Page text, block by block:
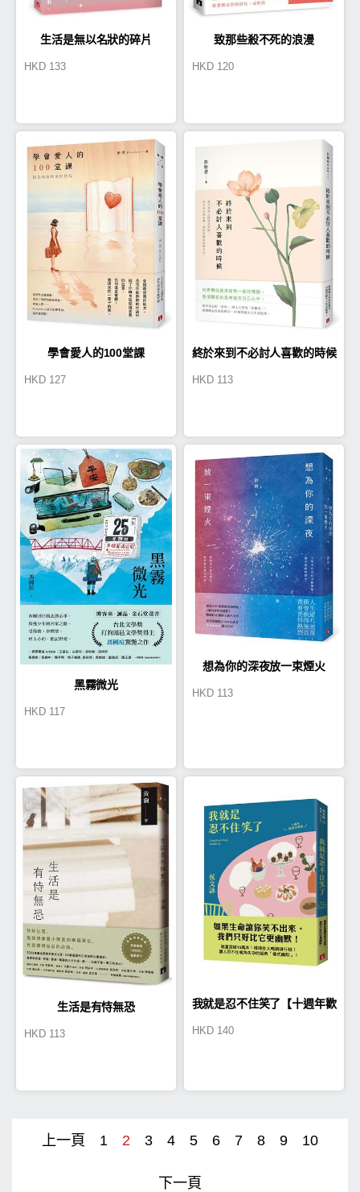
生活是無以名狀的碎片
HKD 133
致那些殺不死的浪漫
HKD 120
學會愛人的100堂課
HKD 127
終於來到不必討人喜歡的時候
HKD 113
黑霧微光
HKD 117
想為你的深夜放一束煙火
HKD 113
生活是有恃無恐
HKD 113
我就是忍不住笑了【十週年歡
HKD 140
上一頁 1 2 3 4 5 6 7 8 9 10
下一頁